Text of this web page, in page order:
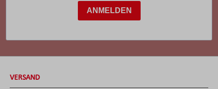
ANMELDEN
VERSAND